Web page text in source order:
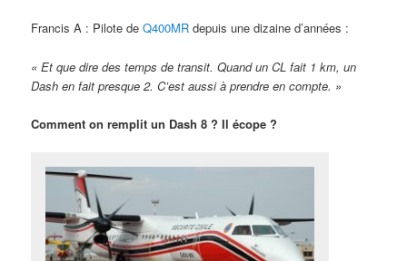
Francis A : Pilote deQ400MR depuis une dizaine d’années :
« Et que dire des temps de transit. Quand un CL fait 1 km, un
Dash en fait presque 2. C’est aussi à prendre en compte. »
Comment on remplit un Dash 8 ?Il écope ?